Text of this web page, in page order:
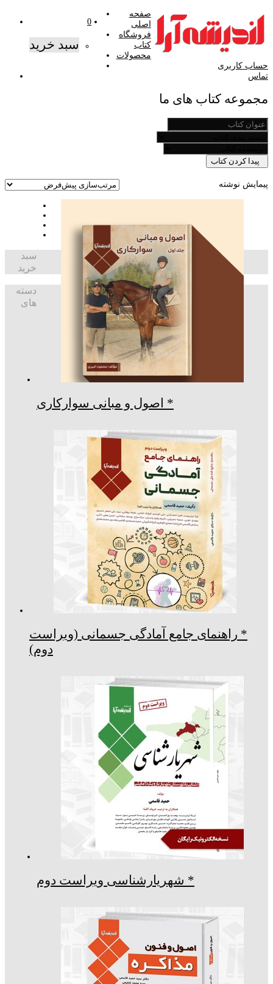
0
سبد خرید
صفحه
اصلی
فروشگاه
کتاب
محصولات
حساب کاربری
تماس
مجموعه کتاب های ما
* اصول و مبانی سوارکاری
* راهنمای جامع آمادگی جسمانی (ویراست
دوم)
* شهریارشناسی ویراست دوم
پیمایش نوشته
سبد
خرید
دسته
های